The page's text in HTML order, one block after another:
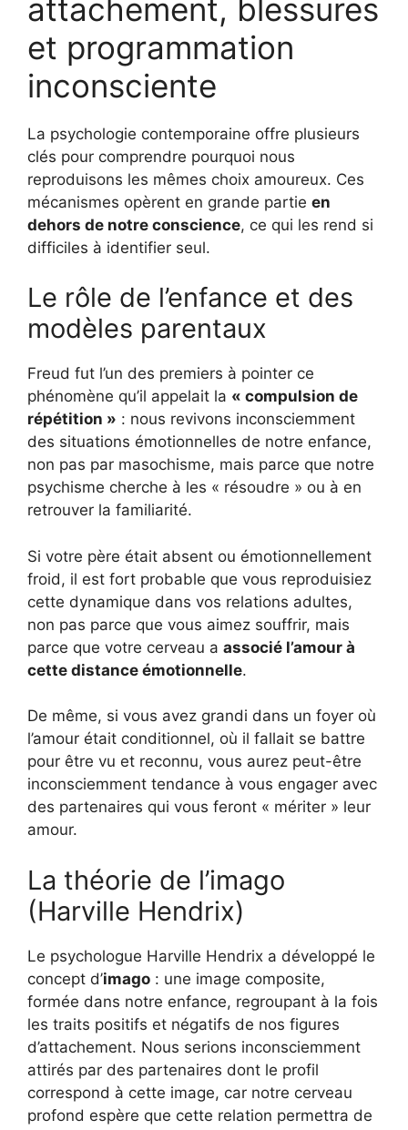
attachement, blessures
et programmation
inconsciente
La psychologie contemporaine offre plusieurs
clés pour comprendre pourquoi nous
reproduisons les mêmes choix amoureux. Ces
mécanismes opèrent en grande partie en
dehors de notre conscience, ce qui les rend si
difficiles à identifier seul.
Le rôle de l’enfance et des
modèles parentaux
Freud fut l’un des premiers à pointer ce
phénomène qu’il appelait la « compulsion de
répétition » : nous revivons inconsciemment
des situations émotionnelles de notre enfance,
non pas par masochisme, mais parce que notre
psychisme cherche à les « résoudre » ou à en
retrouver la familiarité.
Si votre père était absent ou émotionnellement
froid, il est fort probable que vous reproduisiez
cette dynamique dans vos relations adultes,
non pas parce que vous aimez souffrir, mais
parce que votre cerveau a associé l’amour à
cette distance émotionnelle.
De même, si vous avez grandi dans un foyer où
l’amour était conditionnel, où il fallait se battre
pour être vu et reconnu, vous aurez peut-être
inconsciemment tendance à vous engager avec
des partenaires qui vous feront « mériter » leur
amour.
La théorie de l’imago
(Harville Hendrix)
Le psychologue Harville Hendrix a développé le
concept d’imago : une image composite,
formée dans notre enfance, regroupant à la fois
les traits positifs et négatifs de nos figures
d’attachement. Nous serions inconsciemment
attirés par des partenaires dont le profil
correspond à cette image, car notre cerveau
profond espère que cette relation permettra de